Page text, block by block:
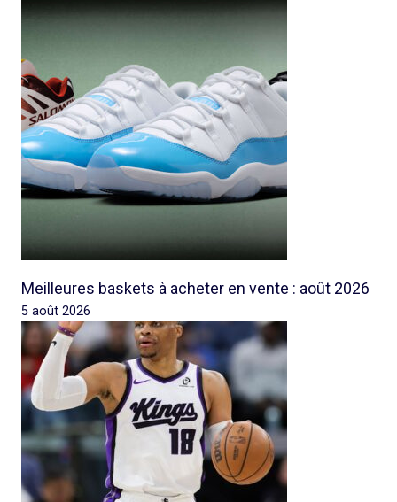
Meilleures baskets à acheter en vente : août 2026
5 août 2026